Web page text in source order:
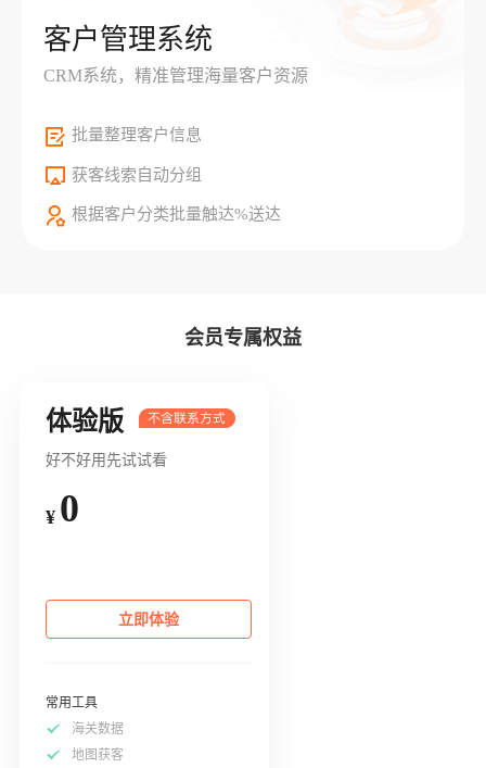
客户管理系统
CRM系统，精准管理海量客户资源
批量整理客户信息
获客线索自动分组
根据客户分类批量触达%送达
会员专属权益
体验版
好不好用先试试看
¥ 0
立即体验
常用工具
海关数据
地图获客